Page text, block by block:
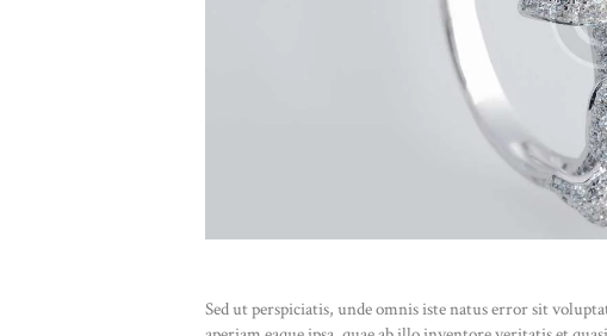
Sed ut perspiciatis, unde omnis iste natus error sit